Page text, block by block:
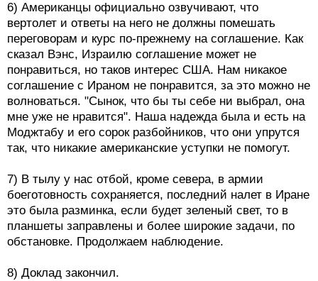
6) Американцы официально озвучивают, что
вертолет и ответы на него не должны помешать
переговорам и курс по-прежнему на соглашение. Как
сказал Вэнс, Израилю соглашение может не
понравиться, но таков интерес США. Нам никакое
соглашение с Ираном не понравится, за это можно не
волноваться. "Сынок, что бы ты себе ни выбрал, она
мне уже не нравится". Наша надежда была и есть на
Моджтабу и его сорок разбойников, что они упрутся
так, что никакие американские уступки не помогут.
7) В тылу у нас отбой, кроме севера, в армии
боеготовность сохраняется, последний налет в Иране
это была разминка, если будет зеленый свет, то в
планшеты заправлены и более широкие задачи, по
обстановке. Продолжаем наблюдение.
8) Доклад закончил.